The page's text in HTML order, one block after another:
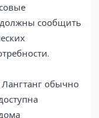
сообщить
обычно